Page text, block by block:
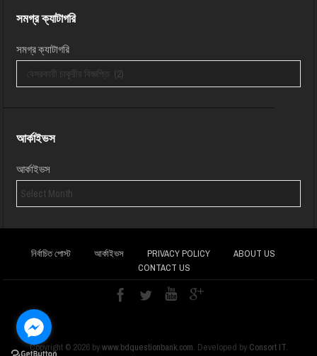
সমগ্র ক্যাটাগরি
সমগ্র ক্যাটাগরি
আর্কাইভস
আর্কাইভস
নির্বাচিত পোস্ট আর্কাইভস PRIVACY POLICY
ABOUT US
CONTACT US
Copyright © 2026bywww.bdquestionbank.com. Developed by Consort IT.